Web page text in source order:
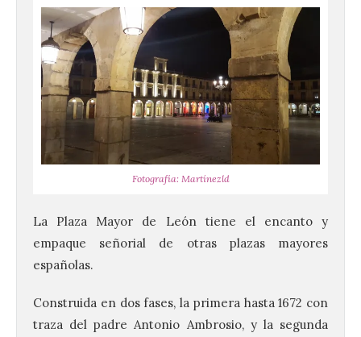
Fotografía: Martínezld
La Plaza Mayor de León tiene el encanto y
empaque señorial de otras plazas mayores
españolas.
Construida en dos fases, la primera hasta 1672 con
traza del padre Antonio Ambrosio, y la segunda